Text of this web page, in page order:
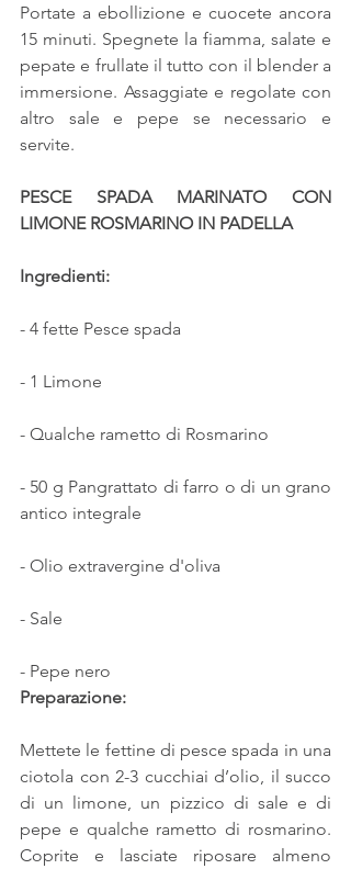
Portate a ebollizione e cuocete ancora
15 minuti. Spegnete la fiamma, salate e
pepate e frullate il tutto con il blender a
immersione. Assaggiate e regolate con
altro sale e pepe se necessario e
servite.
PESCE SPADA MARINATO CON
LIMONE ROSMARINO IN PADELLA
Ingredienti:
- 4 fette Pesce spada
- 1 Limone
- Qualche rametto di Rosmarino
- 50 g Pangrattato di farro o di un grano
antico integrale
- Olio extravergine d'oliva
- Sale
- Pepe nero
Preparazione:
Mettete le fettine di pesce spada in una
ciotola con 2-3 cucchiai d’olio, il succo
di un limone, un pizzico di sale e di
pepe e qualche rametto di rosmarino.
Coprite e lasciate riposare almeno